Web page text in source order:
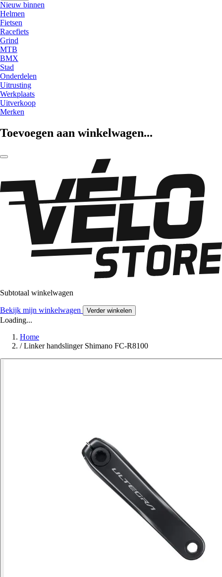
Nieuw binnen
Helmen
Fietsen
Racefiets
Grind
MTB
BMX
Stad
Onderdelen
Uitrusting
Werkplaats
Uitverkoop
Merken
Toevoegen aan winkelwagen...
Subtotaal winkelwagen
Bekijk mijn winkelwagen Verder winkelen
Loading...
Home
/ Linker handslinger Shimano FC-R8100